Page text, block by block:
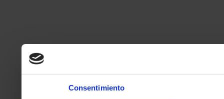
Consentimiento